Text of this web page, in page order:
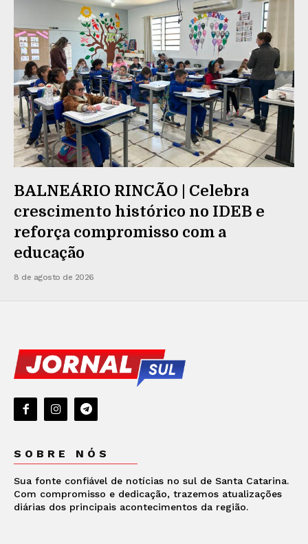
BALNEÁRIO RINCÃO | Celebra
crescimento histórico no IDEB e
reforça compromisso com a
educação
8 de agosto de 2026
SOBRE NÓS
Sua fonte confiável de notícias no sul de Santa Catarina.
Com compromisso e dedicação, trazemos atualizações
diárias dos principais acontecimentos da região.